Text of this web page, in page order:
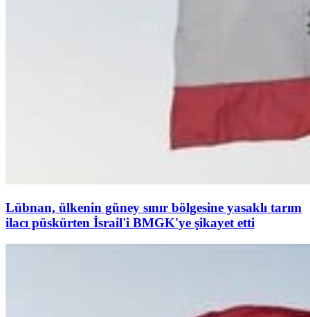
Lübnan, ülkenin güney sınır bölgesine yasaklı tarım
ilacı püskürten İsrail'i BMGK'ye şikayet etti